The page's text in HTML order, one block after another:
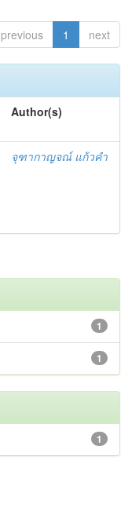
previous 1 next
Author(s)
จุฑากาญจณ์ แก้วคำ
1
1
1